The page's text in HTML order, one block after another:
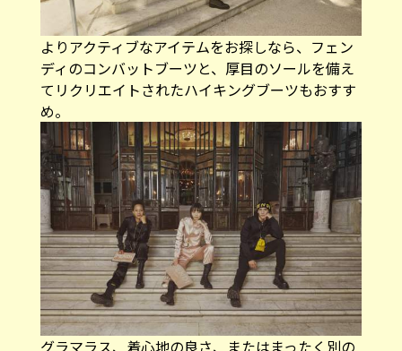
よりアクティブなアイテムをお探しなら、フェン
ディのコンバットブーツと、厚目のソールを備え
てリクリエイトされたハイキングブーツもおすす
め。
グラマラス、着心地の良さ、またはまったく別の